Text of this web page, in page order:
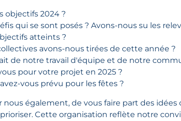
objectifs 2024 ?
qui se sont posés ? Avons-nous su les
atteints ?
avons-nous tirées de cette année ?
de notre travail d'équipe et de notre
pour votre projet en 2025 ?
vous prévu pour les fêtes ?
nous également, de vous faire part des
prioriser. Cette organisation reflète notre